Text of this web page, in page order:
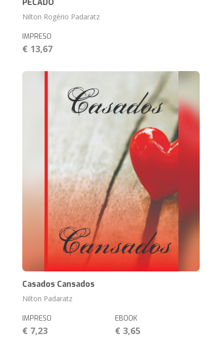
PECADO
Nilton Rogério Padaratz
IMPRESO
€ 13,67
Casados Cansados
Nilton Padaratz
IMPRESO
€ 7,23
EBOOK
€ 3,65